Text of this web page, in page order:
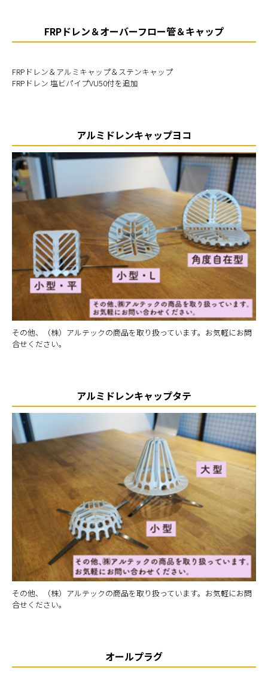
FRPドレン＆オーバーフロー管＆キャップ
FRPドレン＆アルミキャップ＆ステンキャップ
FRPドレン 塩ビパイプVU50付を追加
アルミドレンキャップヨコ
その他、（株）アルテックの商品を取り扱っています。お気軽にお問
合せください。
アルミドレンキャップタテ
その他、（株）アルテックの商品を取り扱っています。お気軽にお問
合せください。
オールプラグ